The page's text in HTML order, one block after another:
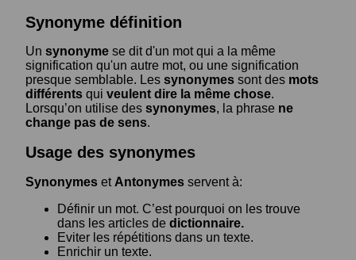
Synonyme définition
Un synonyme se dit d'un mot qui a la même
signification qu'un autre mot, ou une signification
presque semblable. Les synonymes sont des mots
différents qui veulent dire la même chose.
Lorsqu’on utilise des synonymes, la phrase ne
change pas de sens.
Usage des synonymes
Synonymes et Antonymes servent à:
Définir un mot. C’est pourquoi on les trouve
dans les articles de dictionnaire.
Eviter les répétitions dans un texte.
Enrichir un texte.